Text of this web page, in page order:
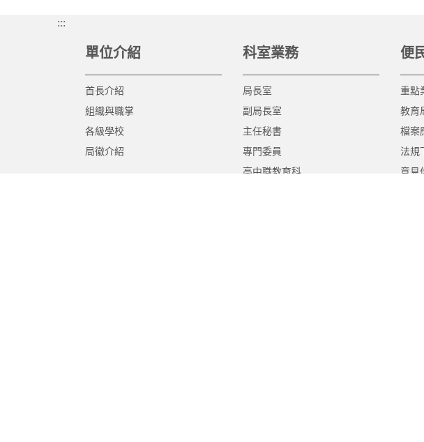
:::
單位介紹
首長介紹
組織與職掌
各級學校
局徽介紹
科室業務
局長室
副局長室
主任秘書
專門委員
高中職教育科
便
重點
教育
檔案
法規
意見